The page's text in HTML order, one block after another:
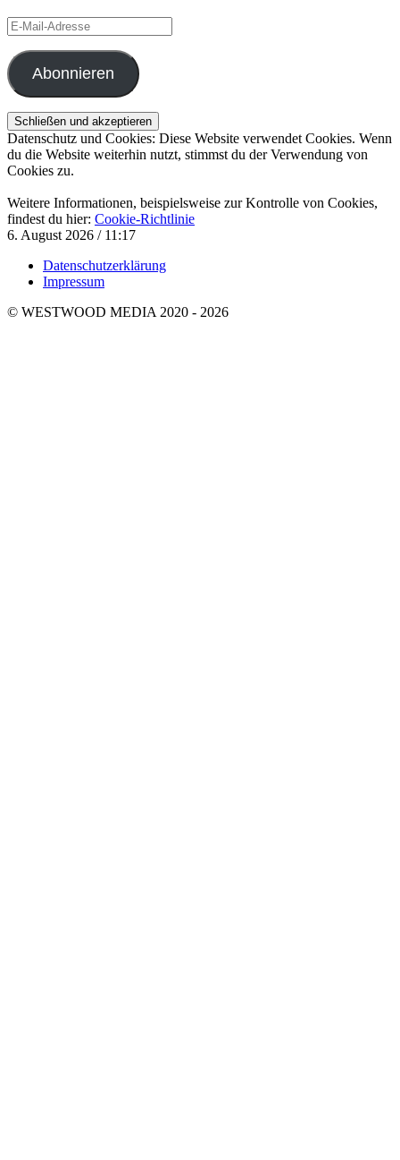
E-
Mail-
Adresse
Abonnieren
Datenschutz und Cookies: Diese Website verwendet Cookies. Wenn
du die Website weiterhin nutzt, stimmst du der Verwendung von
Cookies zu.
Weitere Informationen, beispielsweise zur Kontrolle von Cookies,
findest du hier: Cookie-Richtlinie
6. August 2026 / 11:17
Datenschutzerklärung
Impressum
© WESTWOOD MEDIA 2020 - 2026